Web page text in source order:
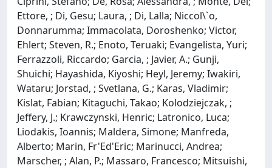
Ettore, ; Di, Gesu; Laura, ; Di, Lalla; Niccol\`o,
Donnarumma; Immacolata, Doroshenko; Victor,
Ehlert; Steven, R.; Enoto, Teruaki; Evangelista, Yuri;
Ferrazzoli, Riccardo; Garcia, ; Javier, A.; Gunji,
Shuichi; Hayashida, Kiyoshi; Heyl, Jeremy; Iwakiri,
Wataru; Jorstad, ; Svetlana, G.; Karas, Vladimir;
Kislat, Fabian; Kitaguchi, Takao; Kolodziejczak, ;
Jeffery, J.; Krawczynski, Henric; Latronico, Luca;
Liodakis, Ioannis; Maldera, Simone; Manfreda,
Alberto; Marin, Fr'Ed'Eric; Marinucci, Andrea;
Marscher, ; Alan, P.; Massaro, Francesco; Mitsuishi,